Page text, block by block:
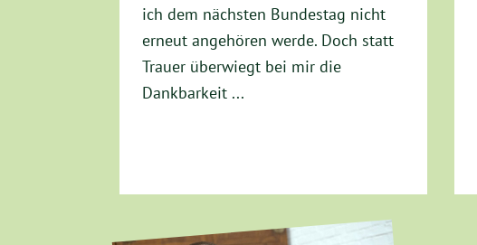
ich dem nächsten Bundestag nicht
erneut angehören werde. Doch statt
Trauer überwiegt bei mir die
Dankbarkeit ...